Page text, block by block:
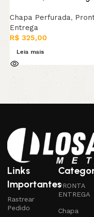
Chapa Perfurada,
Entrega
R$ 325,00
Leia mais
Links
Importantes
Rastrear
Pedido
PRONTA
ENTREGA
Chapa